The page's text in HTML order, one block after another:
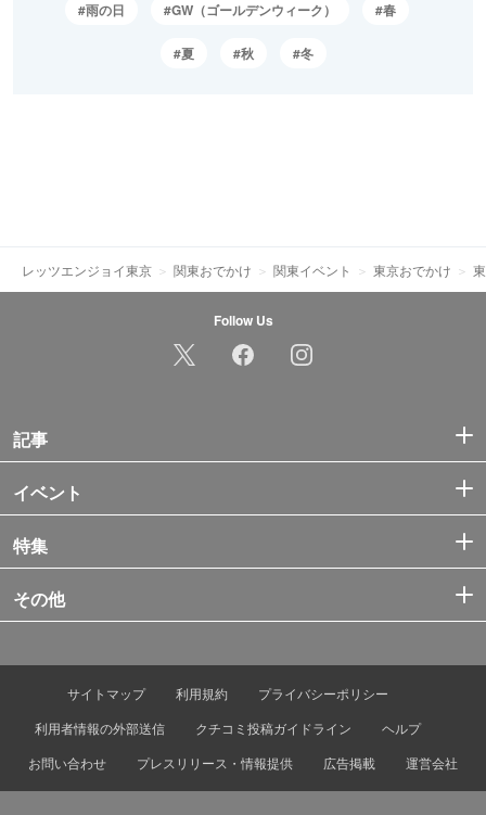
雨の日 GW（ゴールデンウィーク） 春
夏 秋 冬
レッツエンジョイ東京 関東おでかけ 関東イベント 東京おでかけ
Follow Us
記事
イベント
特集
その他
サイトマップ 利用規約
プライバシーポリシー
利用者情報の外部送信
クチコミ投稿ガイドライン
ヘルプ
お問い合わせ
プレスリリース・情報提供 広告掲載 運営会社